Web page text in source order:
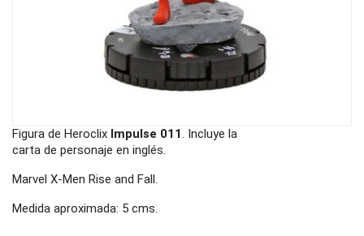
Figura de Heroclix Impulse 011. Incluye la
carta de personaje en inglés.
Marvel X-Men Rise and Fall.
Medida aproximada: 5 cms.